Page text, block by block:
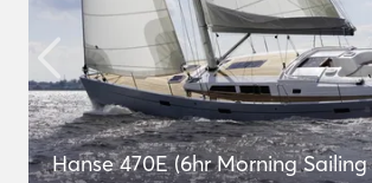
Hanse 470E (6hr Morning Sailing